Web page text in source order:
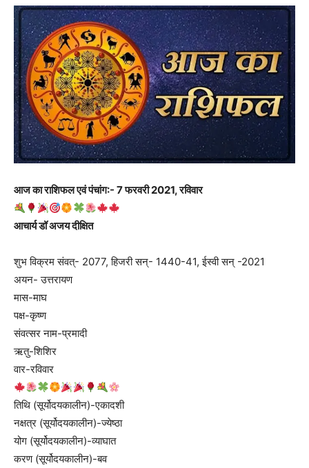
आज का राशिफल एवं पंचांग:- 7 फरवरी 2021, रविवार
आचार्य डॉ अजय दीक्षित
शुभ विक्रम संवत्- 2077, हिजरी सन्- 1440-41, ईस्वी सन् -2021
अयन- उत्तरायण
मास-माघ
पक्ष-कृष्ण
संवत्सर नाम-प्रमादी
ऋतु-शिशिर
वार-रविवार
तिथि (सूर्योदयकालीन)-एकादशी
नक्षत्र (सूर्योदयकालीन)-ज्येष्ठा
योग (सूर्योदयकालीन)-व्याघात
करण (सूर्योदयकालीन)-बव